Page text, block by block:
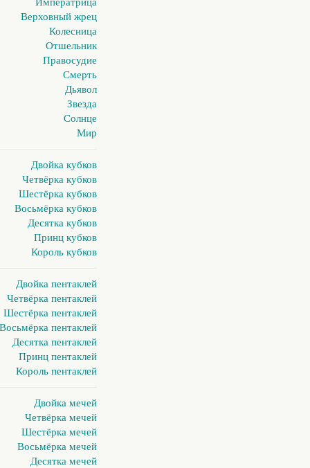
Верховный жрец
Колесница
Отшельник
Правосудие
Смерть
Дьявол
Звезда
Солнце
Мир
Двойка кубков
Четвёрка кубков
Шестёрка кубков
Восьмёрка кубков
Десятка кубков
Принц кубков
Король кубков
Двойка пентаклей
Четвёрка пентаклей
Шестёрка пентаклей
пентаклей
Десятка пентаклей
Принц пентаклей
Король пентаклей
Двойка мечей
Четвёрка мечей
Шестёрка мечей
Восьмёрка мечей
Десятка мечей